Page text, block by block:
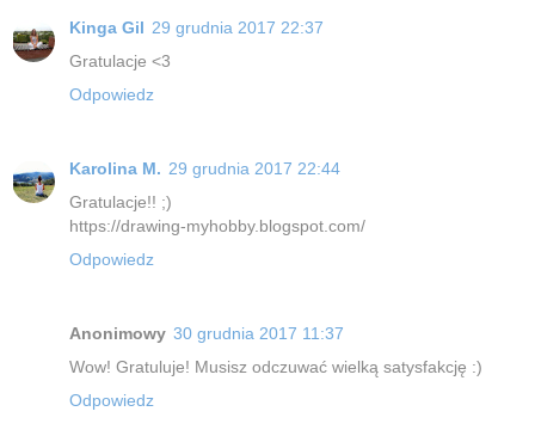
Kinga Gil 29 grudnia 2017 22:37
Gratulacje <3
Odpowiedz
Karolina M. 29 grudnia 2017 22:44
Gratulacje!! ;)
https://drawing-myhobby.blogspot.com/
Odpowiedz
Anonimowy 30 grudnia 2017 11:37
Wow! Gratuluje! Musisz odczuwać wielką satysfakcję :)
Odpowiedz